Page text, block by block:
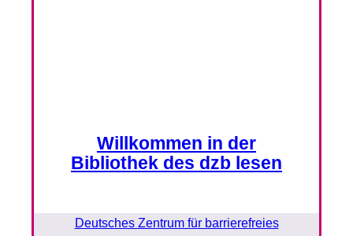
Willkommen in der
Bibliothek des dzb lesen
Deutsches Zentrum für barrierefreies